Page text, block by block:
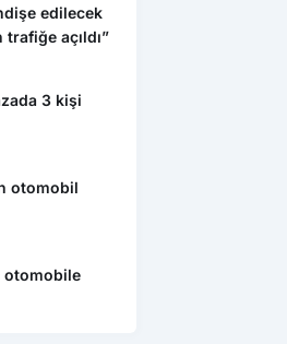
edilecek
açıldı”
3 kişi
otomobil
otomobile